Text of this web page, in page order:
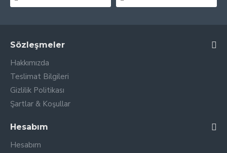
Sözleşmeler
Hakkımızda
Teslimat Bilgileri
Gizlilik Politikası
Şartlar & Koşullar
Hesabım
Hesabım